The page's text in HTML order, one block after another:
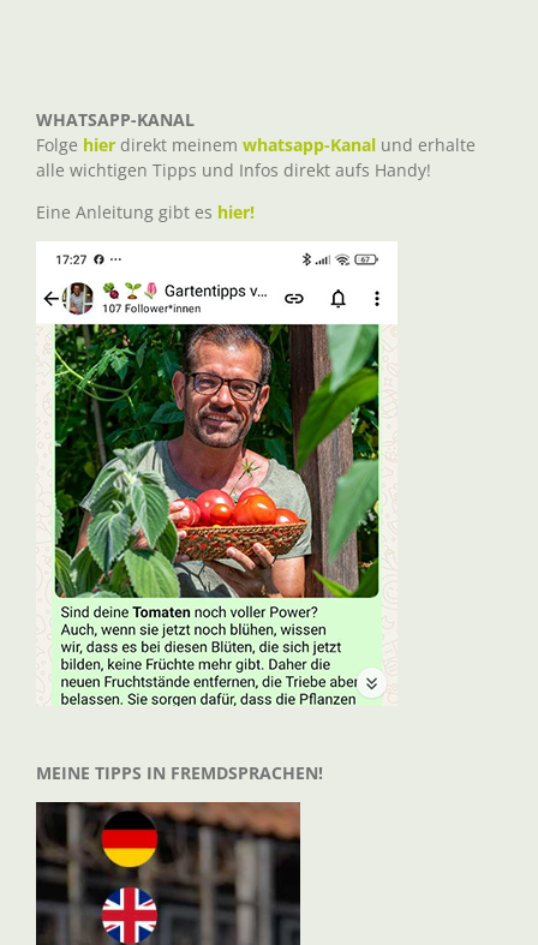
WHATSAPP-KANAL
Folge hier direkt meinem whatsapp-Kanal und erhalte
alle wichtigen Tipps und Infos direkt aufs Handy!
Eine Anleitung gibt es hier!
MEINE TIPPS IN FREMDSPRACHEN!